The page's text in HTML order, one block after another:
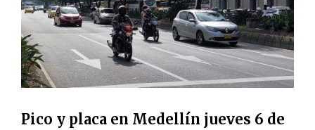
Pico y placa en Medellín jueves 6 de